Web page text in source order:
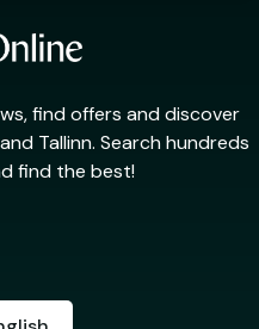
find offers and discover
Tallinn. Search hundreds
find the best!